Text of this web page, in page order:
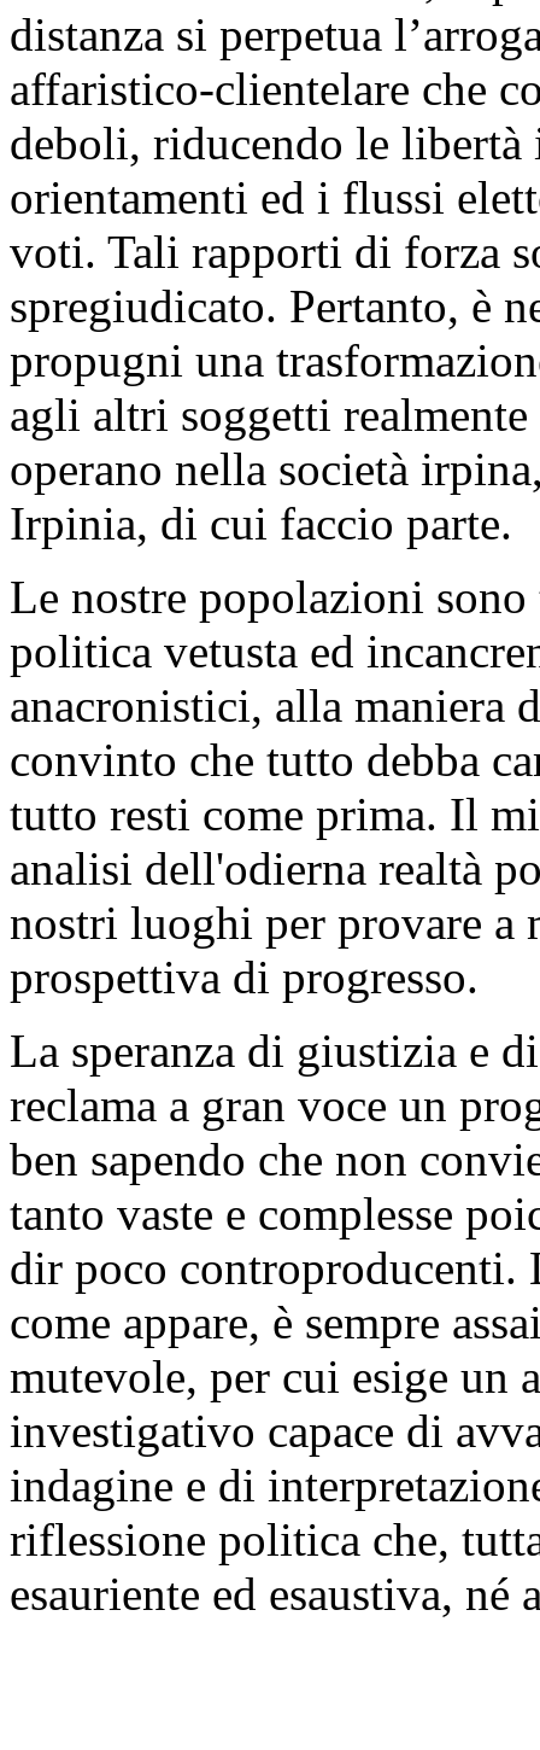
distanza si perpetua
affaristico-clientelare che
deboli, riducendo le
orientamenti ed i flussi
voti. Tali rapporti di forza
spregiudicato. Pertanto, è
propugni una
agli altri soggetti
operano nella società
Irpinia, di cui faccio parte.
Le nostre popolazioni sono
politica vetusta ed
anacronistici, alla maniera
convinto che tutto debba
tutto resti come prima. Il
analisi dell'odierna realtà
nostri luoghi per provare a
prospettiva di progresso.
La speranza di giustizia e
reclama a gran voce un
ben sapendo che non
tanto vaste e complesse
dir poco controproducenti.
come appare, è sempre
mutevole, per cui esige un
investigativo capace di
indagine e di
riflessione politica che,
esauriente ed esaustiva,